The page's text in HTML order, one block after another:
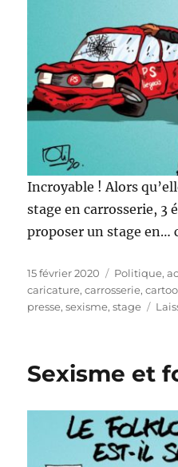
Incroyable ! Alors
stage en carrosserie, 3
proposer un stage en…
Publié
le
15 février 2020 Catégories
Politique,
caricature,carrosserie,
presse,sexisme,stage
Sexisme et